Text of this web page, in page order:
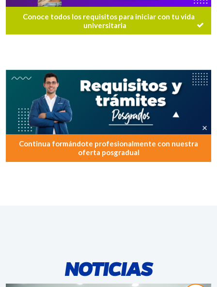
Conoce todos los requisitos para iniciar con tu vida
universitaria
Continua formándote profesionalmente con nuestra
oferta posgradual
NOTICIAS